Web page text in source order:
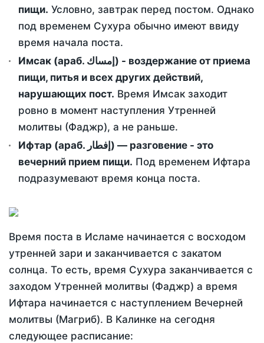
пищи. Условно, завтрак перед постом. Однако
под временем Сухура обычно имеют ввиду
время начала поста.
Имсак (араб. إمساك) - воздержание от приема
пищи, питья и всех других действий,
нарушающих пост. Время Имсак заходит
ровно в момент наступления Утренней
молитвы (Фаджр), а не раньше.
Ифтар (араб. إفطار) — разговение - это
вечерний прием пищи. Под временем Ифтара
подразумевают время конца поста.
Время поста в Исламе начинается с восходом
утренней зари и заканчивается с закатом
солнца. То есть, время Сухура заканчивается с
заходом Утренней молитвы (Фаджр) а время
Ифтара начинается с наступлением Вечерней
молитвы (Магриб). В Калинке на сегодня
следующее расписание: